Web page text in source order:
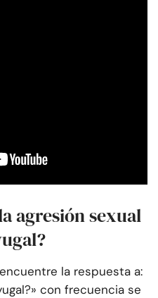
agresión sexual
la respuesta a:
con frecuencia se